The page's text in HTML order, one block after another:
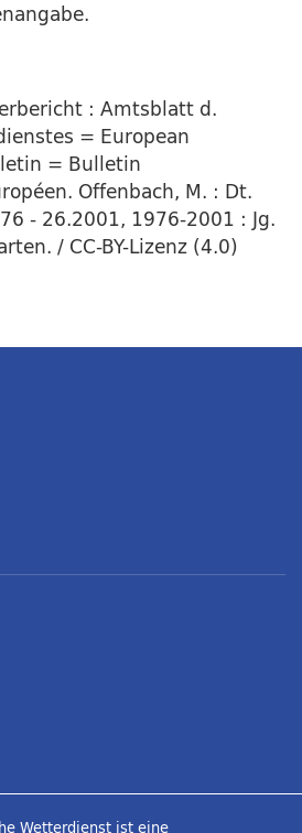
: Amtsblatt d.
= European
= Bulletin
Offenbach, M. : Dt.
- 26.2001, 1976-2001 : Jg.
/ CC-BY-Lizenz (4.0)
Wetterdienst ist eine